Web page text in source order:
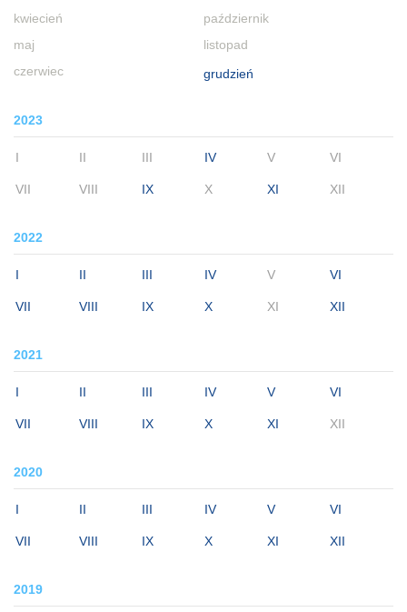
kwiecień
maj
czerwiec
październik
listopad
grudzień
2023
I II III IV V VI
VII VIII IX X XI XII
2022
I II III IV V VI
VII VIII IX X XI XII
2021
I II III IV V VI
VII VIII IX X XI XII
2020
I II III IV V VI
VII VIII IX X XI XII
2019